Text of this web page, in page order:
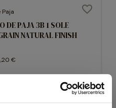
DE PAJA 3B 1 SOLE
NATURAL FINISH
€
favorite_border
favorite_border